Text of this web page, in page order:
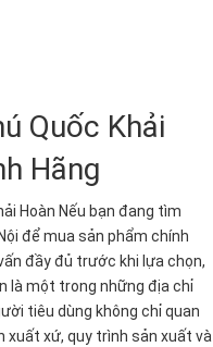
Quốc Khải
Hãng
Hoàn Nếu bạn đang tìm
để mua sản phẩm chính
đầy đủ trước khi lựa chọn,
là một trong những địa chỉ
tiêu dùng không chỉ quan
xuất xứ, quy trình sản xuất và